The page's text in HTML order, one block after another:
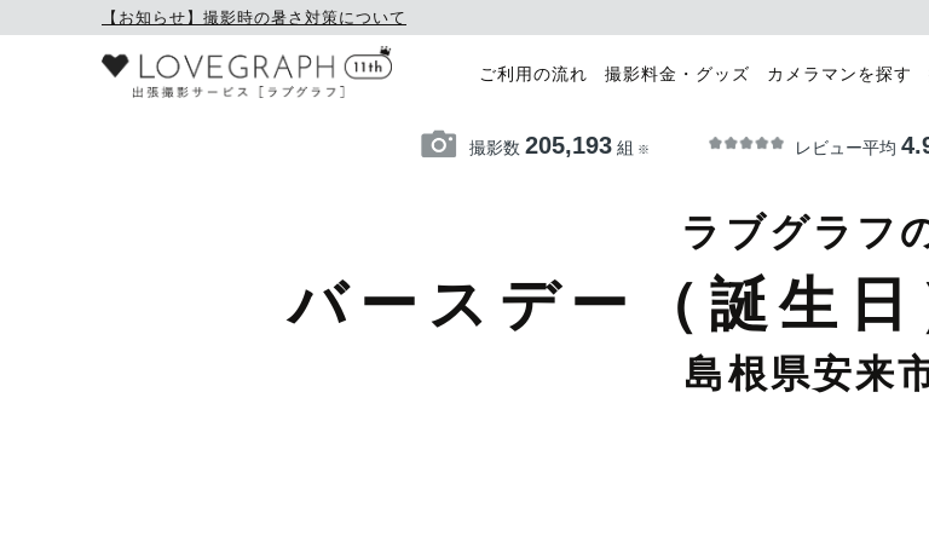
【お知らせ】撮影時の暑さ対策について
ご利用の流れ 撮影料金・グッズ カメラマンを探す
撮影数 205,193組 ※ レビュー平均
ラブグラフ
バースデー（誕生
島根県安来